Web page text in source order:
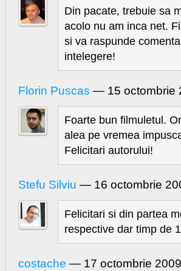
Din pacate, trebuie sa
acolo nu am inca net.
si va raspunde
intelegere!
Florin Puscas — 15 octombrie
Foarte bun filmuletul.
alea pe vremea
Felicitari autorului!
Stefu Silviu — 16 octombrie
Felicitari si din partea
respective dar timp de
costache — 17 octombrie